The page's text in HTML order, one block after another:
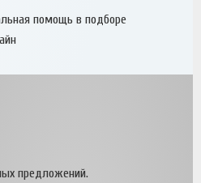
помощь в подборе
предложений.